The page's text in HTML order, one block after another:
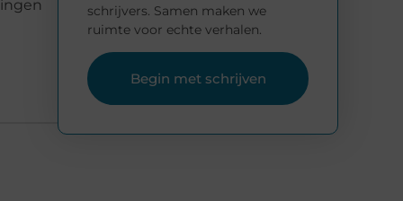
schrijvers. Samen maken we
ruimte voor echte verhalen.
Begin met schrijven